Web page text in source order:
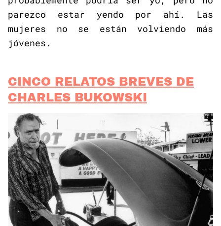
parezco estar yendo por ahí. Las
mujeres no se están volviendo más
jóvenes.
CINCO RELATOS BREVES DE
CHARLES BUKOWSKI